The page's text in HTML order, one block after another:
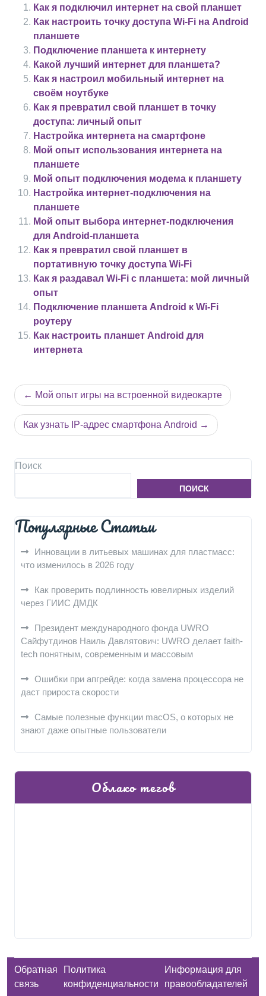
Как я подключил интернет на свой планшет
Как настроить точку доступа Wi-Fi на Android
планшете
Подключение планшета к интернету
Какой лучший интернет для планшета?
Как я настроил мобильный интернет на
своём ноутбуке
Как я превратил свой планшет в точку
доступа: личный опыт
Настройка интернета на смартфоне
Мой опыт использования интернета на
планшете
Мой опыт подключения модема к планшету
Настройка интернет-подключения на
планшете
Мой опыт выбора интернет-подключения
для Android-планшета
Как я превратил свой планшет в
портативную точку доступа Wi-Fi
Как я раздавал Wi-Fi с планшета: мой личный
опыт
Подключение планшета Android к Wi-Fi
роутеру
Как настроить планшет Android для
интернета
Навигация
по
записям
Мой опыт игры на встроенной видеокарте
Как узнать IP-адрес смартфона Android
Поиск
ПОИСК
Популярные Статьи
Инновации в литьевых машинах для пластмасс:
что изменилось в 2026 году
Как проверить подлинность ювелирных изделий
через ГИИС ДМДК
Президент международного фонда UWRO
Сайфутдинов Наиль Давлятович: UWRO делает faith-
tech понятным, современным и массовым
Ошибки при апгрейде: когда замена процессора не
даст прироста скорости
Самые полезные функции macOS, о которых не
знают даже опытные пользователи
Облако тегов
Обратная
связь
Политика
конфиденциальности
Информация для
правообладателей